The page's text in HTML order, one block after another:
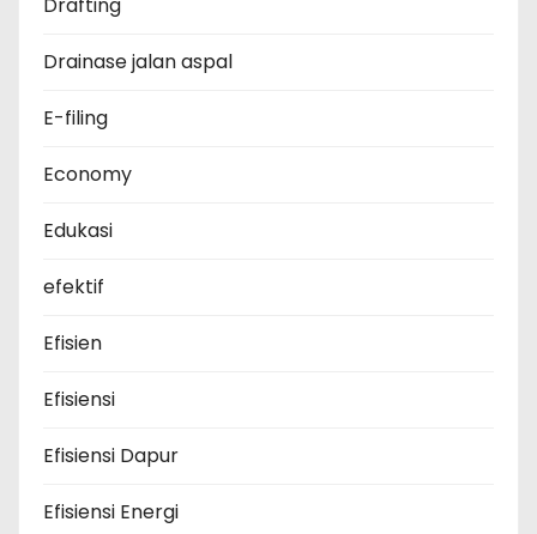
Drainase jalan aspal
E-filing
Economy
Edukasi
efektif
Efisien
Efisiensi
Efisiensi Dapur
Efisiensi Energi